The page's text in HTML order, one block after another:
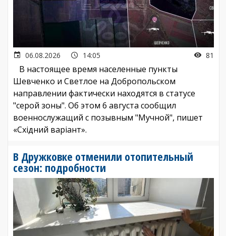
06.08.2026 14:05 81
В настоящее время населенные пункты
Шевченко и Светлое на Добропольском
направлении фактически находятся в статусе
"серой зоны". Об этом 6 августа сообщил
военнослужащий с позывным "Мучной", пишет
«Східний варіант».
В Дружковке отменили отопительный
сезон: подробности